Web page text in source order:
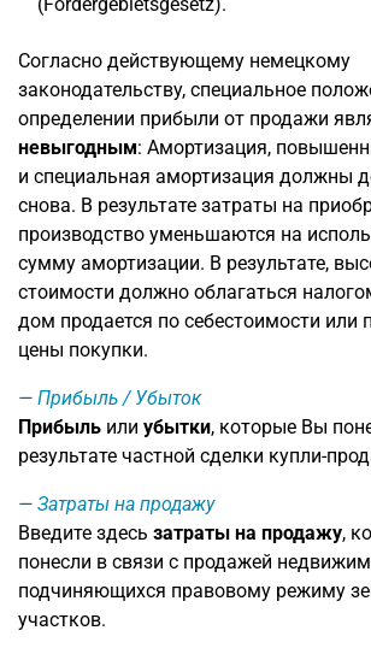
Согласно действующему немецкому
законодательству, специальное
определении прибыли от продажи
невыгодным: Амортизация,
и специальная амортизация должны
снова. В результате затраты на
производство уменьшаются на
сумму амортизации. В результате,
стоимости должно облагаться
дом продается по себестоимости или
цены покупки.
Прибыль / Убыток
Прибыль или убытки, которые Вы
результате частной сделки купли-
Затраты на продажу
Введите здесь затраты на продажу,
понесли в связи с продажей
подчиняющихся правовому режиму
участков.